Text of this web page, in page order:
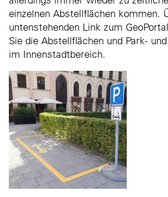
einzelnen Abstellflächen kommen.
untenstehenden Link zum
Sie die Abstellflächen und Park-
im Innenstadtbereich.